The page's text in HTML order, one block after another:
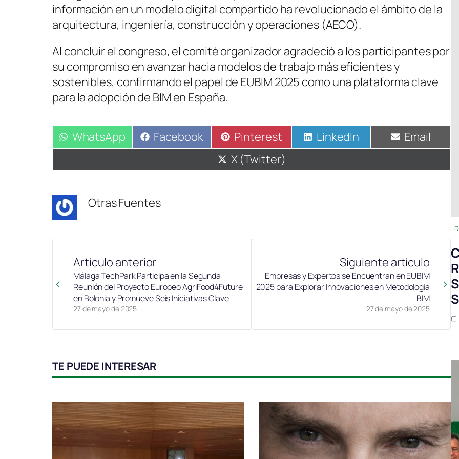
información en un modelo digital compartido ha revolucionado el ámbito de la
arquitectura, ingeniería, construcción y operaciones (AECO).
Al concluir el congreso, el comité organizador agradeció a los participantes por
su compromiso en avanzar hacia modelos de trabajo más eficientes y
sostenibles, confirmando el papel de EUBIM 2025 como una plataforma clave
para la adopción de BIM en España.
Compartir
en
WhatsApp Compartir
en
Facebook Compartir
en
Pinterest Compartir
en
LinkedIn Compartir
en
Email
Compartir
en
X (Twitter)
Otras Fuentes
Artículo anterior
27 de mayo de 2025
Málaga TechPark Participa en la Segunda
Reunión del Proyecto Europeo AgriFood4Future
en Bolonia y Promueve Seis Iniciativas Clave
Siguiente artículo
27 de mayo de 2025
Empresas y Expertos se Encuentran en EUBIM
2025 para Explorar Innovaciones en Metodología
BIM
TE PUEDE INTERESAR